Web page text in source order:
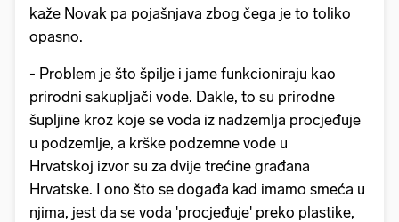
kaže Novak pa pojašnjava zbog čega je to toliko
opasno.
- Problem je što špilje i jame funkcioniraju kao
prirodni sakupljači vode. Dakle, to su prirodne
šupljine kroz koje se voda iz nadzemlja procjeđuje
u podzemlje, a krške podzemne vode u
Hrvatskoj izvor su za dvije trećine građana
Hrvatske. I ono što se događa kad imamo smeća u
njima, jest da se voda 'procjeđuje' preko plastike,